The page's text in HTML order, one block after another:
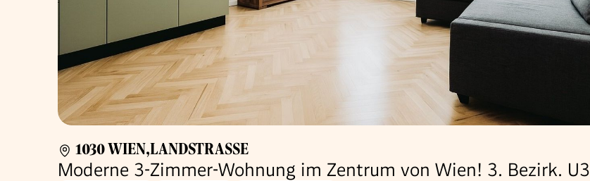
1030 WIEN,LANDSTRASSE
Moderne 3-Zimmer-Wohnung im Zentrum von Wien! 3. Bezirk. U3